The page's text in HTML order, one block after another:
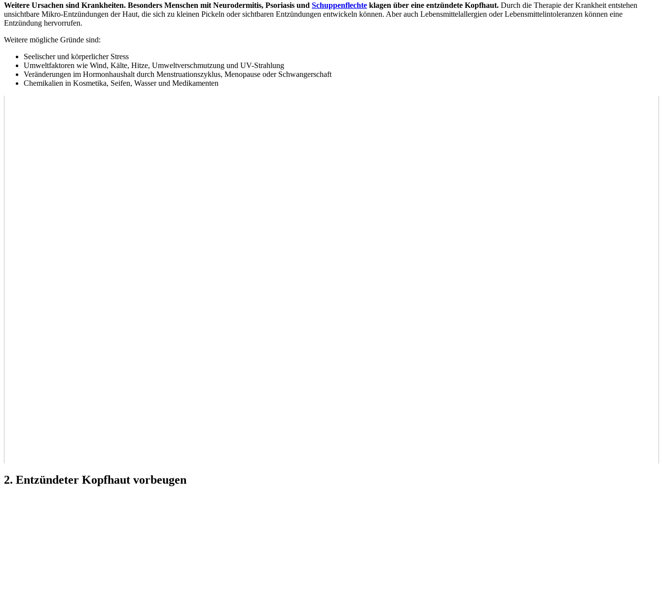
Weitere Ursachen sind Krankheiten. Besonders Menschen mit Neurodermitis, Psoriasis und Schuppenflechte klagen über eine entzündete Kopfhaut. Durch die Therapie der Krankheit entstehen
unsichtbare Mikro-Entzündungen der Haut, die sich zu kleinen Pickeln oder sichtbaren Entzündungen entwickeln können. Aber auch Lebensmittelallergien oder Lebensmittelintoleranzen können eine
Entzündung hervorrufen.
Weitere mögliche Gründe sind:
Seelischer und körperlicher Stress
Umweltfaktoren wie Wind, Kälte, Hitze, Umweltverschmutzung und UV-Strahlung
Veränderungen im Hormonhaushalt durch Menstruationszyklus, Menopause oder Schwangerschaft
Chemikalien in Kosmetika, Seifen, Wasser und Medikamenten
2. Entzündeter Kopfhaut vorbeugen